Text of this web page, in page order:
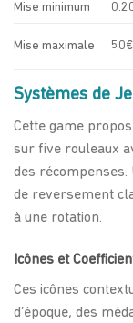
Mise minimum
Mise maximale 50€
Systèmes de
Cette game
sur five rouleaux
des
de reversement
à une rotation.
Icônes et
Ces icônes
d’époque, des